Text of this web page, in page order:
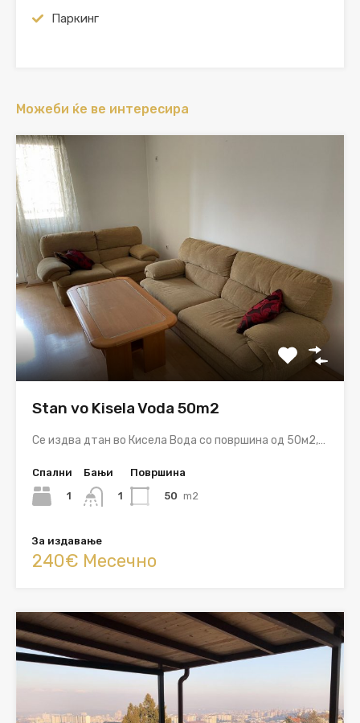
Паркинг
Можеби ќе ве интересира
Stan vo Kisela Voda 50m2
Се издва дтан во Кисела Вода со површина од 50м2,…
Спални
1
Бањи
1
Површина
50 m2
За издавање
240€ Месечно